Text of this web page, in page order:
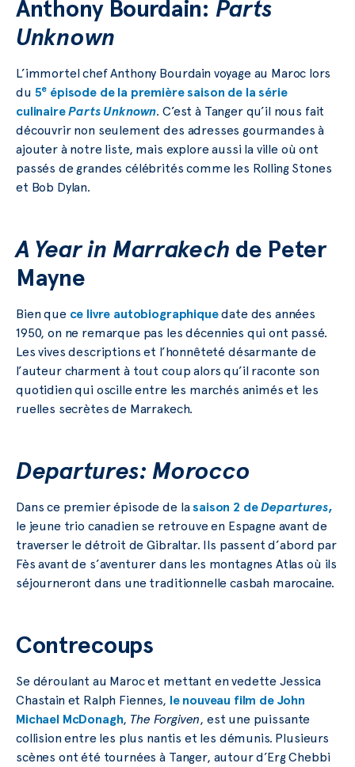
Anthony Bourdain: Parts
Unknown
L’immortel chef Anthony Bourdain voyage au Maroc lors
du 5e épisode de la première saison de la série
culinaireParts Unknown. C’est à Tanger qu’il nous fait
découvrir non seulement des adresses gourmandes à
ajouter à notre liste, mais explore aussi la ville où ont
passés de grandes célébrités comme les Rolling Stones
et Bob Dylan.
A Year in Marrakech de Peter
Mayne
Bien que ce livre autobiographiquedate des années
1950, on ne remarque pas les décennies qui ont passé.
Les vives descriptions et l’honnêteté désarmante de
l’auteur charment à tout coup alors qu’il raconte son
quotidien qui oscille entre les marchés animés et les
ruelles secrètes de Marrakech.
Departures: Morocco
Dans ce premier épisode de lasaison 2 deDepartures,
le jeune trio canadien se retrouve en Espagne avant de
traverser le détroit de Gibraltar. Ils passent d’abord par
Fès avant de s’aventurer dans les montagnes Atlas où ils
séjourneront dans une traditionnelle casbah marocaine.
Contrecoups
Se déroulant au Maroc et mettant en vedette Jessica
Chastain et Ralph Fiennes, le nouveau film de John
Michael McDonagh, The Forgiven, est une puissante
collision entre les plus nantis et les démunis. Plusieurs
scènes ont été tournées à Tanger, autour d’Erg Chebbi